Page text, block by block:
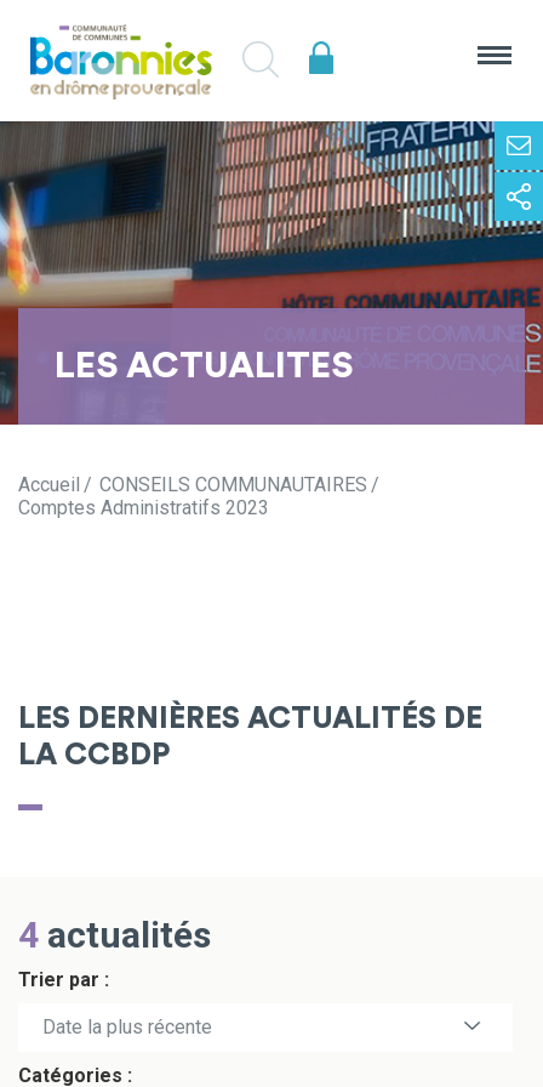
LES ACTUALITES
Accueil
CONSEILS COMMUNAUTAIRES
Comptes Administratifs 2023
LES DERNIÈRES ACTUALITÉS DE
LA CCBDP
4 actualités
Trier par :
Date la plus récente
Date la plus ancienne
Catégories :